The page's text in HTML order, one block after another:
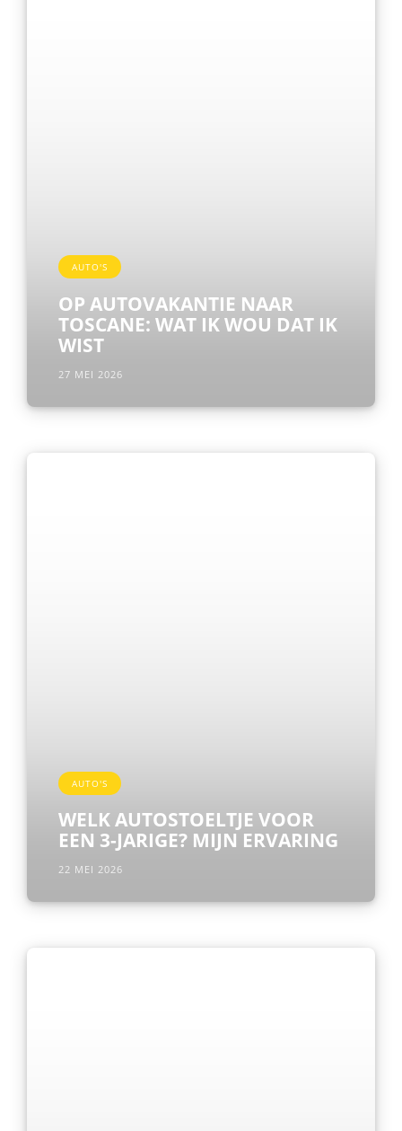
AUTO'S
OP AUTOVAKANTIE NAAR
TOSCANE: WAT IK WOU DAT IK
WIST
27 MEI 2026
AUTO'S
WELK AUTOSTOELTJE VOOR
EEN 3-JARIGE? MIJN ERVARING
22 MEI 2026